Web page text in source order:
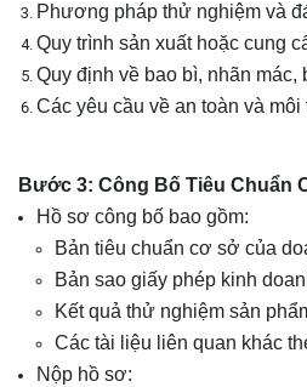
Phương pháp thử nghiệm và
Quy trình sản xuất hoặc cung
Quy định về bao bì, nhãn mác,
Các yêu cầu về an toàn và
Bước 3: Công Bố Tiêu Chuẩn
Hồ sơ công bố bao gồm:
Bản tiêu chuẩn cơ sở của
Bản sao giấy phép kinh
Kết quả thử nghiệm sản
Các tài liệu liên quan khác
Nộp hồ sơ: